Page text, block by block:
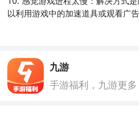
以利用游戏中的加速道具或观看广告
九游
手游福利，九游更多